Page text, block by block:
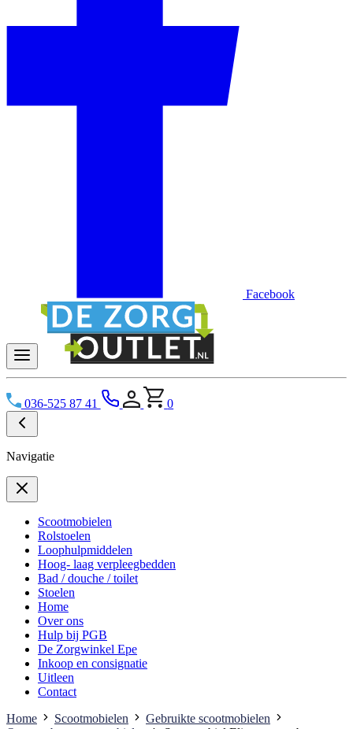
Facebook
036-525 87 41 0
Navigatie
Scootmobielen
Rolstoelen
Loophulpmiddelen
Hoog- laag verpleegbedden
Bad / douche / toilet
Stoelen
Home
Over ons
Hulp bij PGB
De Zorgwinkel Epe
Inkoop en consignatie
Uitleen
Contact
Home
Scootmobielen
Gebruikte scootmobielen